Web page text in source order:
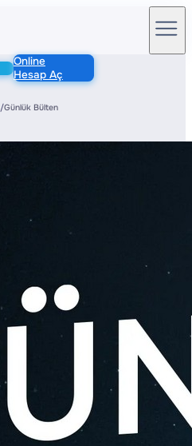
Online
Hesap Aç
/Günlük Bülten